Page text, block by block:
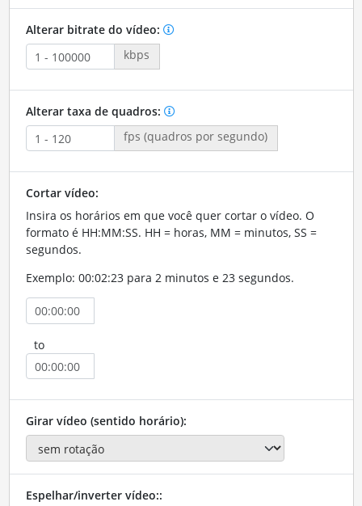
Alterar bitrate do vídeo:
kbps
Alterar taxa de quadros:
fps (quadros por segundo)
Cortar vídeo:
Insira os horários em que você quer cortar o vídeo. O
formato é HH:MM:SS. HH = horas, MM = minutos, SS =
segundos.
Exemplo: 00:02:23 para 2 minutos e 23 segundos.
to
Girar vídeo (sentido horário):
Espelhar/inverter vídeo::